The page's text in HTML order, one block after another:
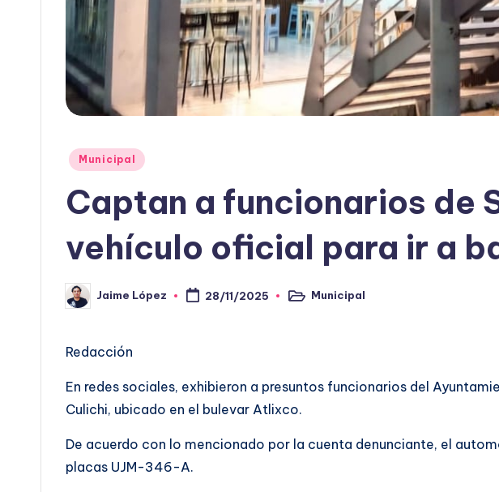
Publicado
Municipal
Captan a funcionarios de
vehículo oficial para ir a
Publicado
por
Jaime López 28/11/2025
Publicado
Municipal
Redacción
En redes sociales, exhibieron a presuntos funcionarios del
Culichi, ubicado en el bulevar Atlixco.
De acuerdo con lo mencionado por la cuenta denunciante, el
placas UJM-346-A.